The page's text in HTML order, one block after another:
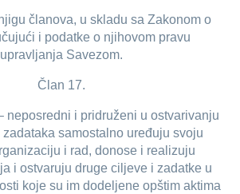
članova, u skladu sa Zakonom o
i podatke o njihovom pravu
upravljanja Savezom.
Član 17.
neposredni i pridruženi u ostvarivanju
samostalno uređuju svoju
i rad, donose i realizuju
i ostvaruju druge ciljeve i zadatke u
koje su im dodeljene opštim aktima